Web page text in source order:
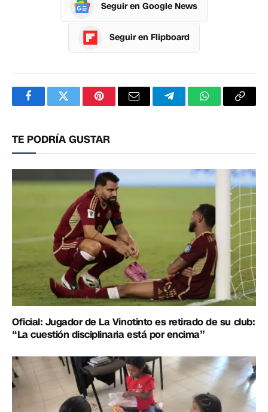
Seguir en Google News
Seguir en Flipboard
FacebookTwitterPinterestCorreoTelegramWhatsApp
TE PODRÍA GUSTAR
Oficial: Jugador de La Vinotinto es retirado de su club:
“La cuestión disciplinaria está por encima”